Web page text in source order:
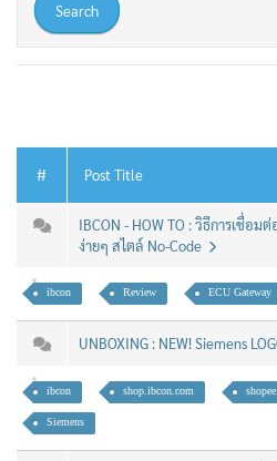
# Post Title
IBCON - HOW TO : วิธีการเชื่อม
ง่ายๆ สไตล์ No-Code
ibcon Review ECU Gateway
UNBOXING : NEW! Siemens
ibcon shop.ibcon.com
Siemens